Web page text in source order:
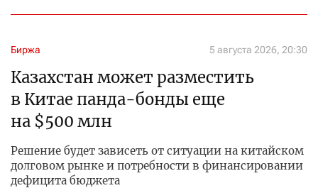
Биржа 5 августа 2026, 20:30
Казахстан может разместить
в Китае панда-бонды еще
на $500 млн
Решение будет зависеть от ситуации на китайском
долговом рынке и потребности в финансировании
дефицита бюджета